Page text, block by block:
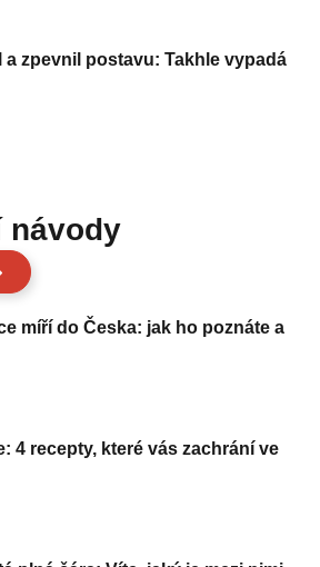
a zpevnil postavu: Takhle vypadá
návody
míří do Česka: jak ho poznáte a
4 recepty, které vás zachrání ve